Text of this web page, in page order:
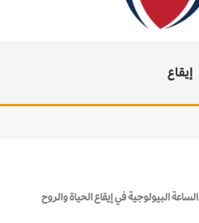
إيقاع
الساعة البيولوجية في إيقاع الحياة والروح